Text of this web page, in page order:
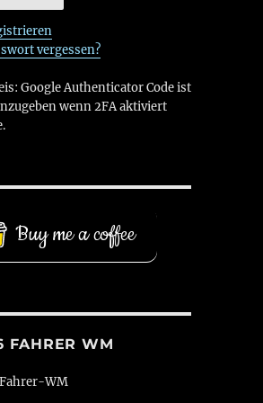
vergessen?
Google Authenticator Code ist
wenn 2FA aktiviert
Buy me a coffee
FAHRER WM
WM